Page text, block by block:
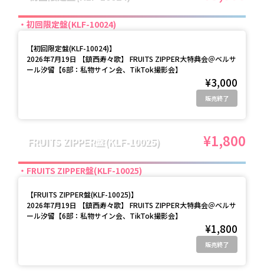
初回限定盤(KLF-10024)
【初回限定盤(KLF-10024)】
2026年7月19日 【鎮西寿々歌】 FRUITS ZIPPER大特典会＠ベルサ
ール汐留【6部：私物サイン会、TikTok撮影会】
¥3,000
販売終了
FRUITS ZIPPER盤(KLF-10025) ¥1,800
FRUITS ZIPPER盤(KLF-10025)
【FRUITS ZIPPER盤(KLF-10025)】
2026年7月19日 【鎮西寿々歌】 FRUITS ZIPPER大特典会＠ベルサ
ール汐留【6部：私物サイン会、TikTok撮影会】
¥1,800
販売終了